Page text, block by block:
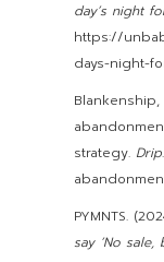
day’s night
https://
days-night-
Blankenship,
strategy. Drip
PYMNTS.
say ‘No